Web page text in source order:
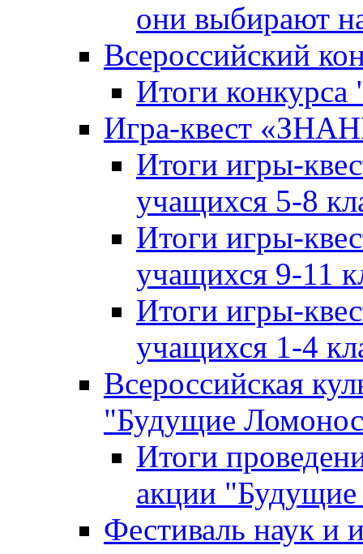
они выбирают
Всероссийский
Итоги
Игра-квест
Итоги игры-
учащихся 5-8
Итоги игры-
учащихся 9-11
Итоги игры-
учащихся 1-4
Всероссийская
"Будущие
Итоги
акции
Фестиваль наук и